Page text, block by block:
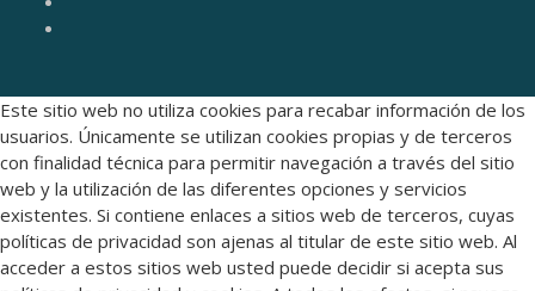
Este sitio web no utiliza cookies para recabar información de los
usuarios. Únicamente se utilizan cookies propias y de terceros
con finalidad técnica para permitir navegación a través del sitio
web y la utilización de las diferentes opciones y servicios
existentes. Si contiene enlaces a sitios web de terceros, cuyas
políticas de privacidad son ajenas al titular de este sitio web. Al
acceder a estos sitios web usted puede decidir si acepta sus